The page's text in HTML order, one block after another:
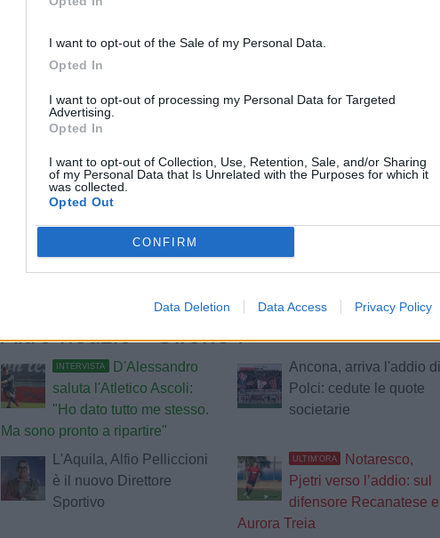
I want to opt-out of the Sale of my Personal Data.
Opted In
I want to opt-out of processing my Personal Data for Targeted
Advertising.
Opted In
I want to opt-out of Collection, Use, Retention, Sale, and/or Sharing
of my Personal Data that Is Unrelated with the Purposes for which it
was collected.
Opted Out
CONFIRM
Data Deletion Data Access Privacy Policy
Autore: Redazione
Altre notizie - Girone F
INTERVISTA
D'Alessandro
saluta l'Atletico Ascoli:
"Ho dato tutto me stesso.
Ma sono pronto a ripartire"
Ancona, arriva l'addio di
Polci: cedute le quote
societarie
L'Aquila, Alfio Pelliccioni
è il nuovo Direttore
Sportivo
ULTIM'ORA
Notaresco,
Pjetri verso l’addio: sul
difensore Recanatese e
Aurora Treia